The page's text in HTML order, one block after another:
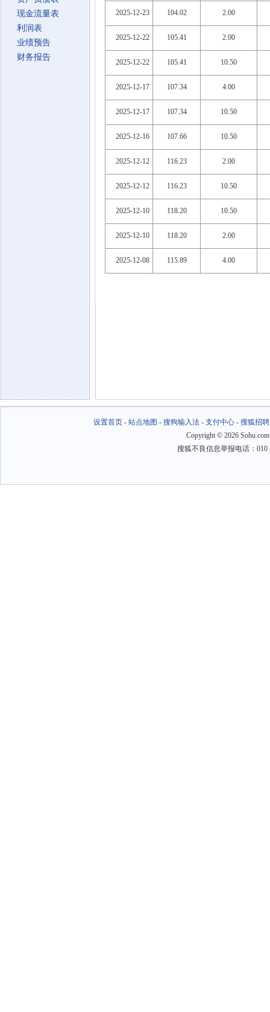
现金流量表
利润表
业绩预告
财务报告
2025-12-23 104.02 2.00
2025-12-22 105.41 2.00
2025-12-22 105.41 10.50
2025-12-17 107.34 4.00
2025-12-17 107.34 10.50
2025-12-16 107.66 10.50
2025-12-12 116.23 2.00
2025-12-12 116.23 10.50
2025-12-10 118.20 10.50
2025-12-10 118.20 2.00
2025-12-08 115.89 4.00
设置首页- 站点地图 - 搜狗输入法- 支付中心- 搜狐招聘
Copyright © 2026
搜狐不良信息举报电话：010